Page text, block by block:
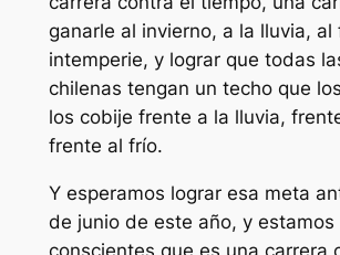
ganarle al invierno, a la lluvia, al
intemperie, y lograr que todas
chilenas tengan un techo que
los cobije frente a la lluvia,
frente al frío.
Y esperamos lograr esa meta
de junio de este año, y estamos
conscientes que es una carrera